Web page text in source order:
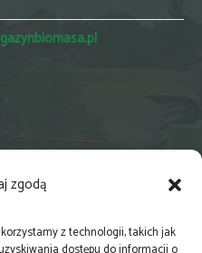
zgodą
z technologii, takich jak